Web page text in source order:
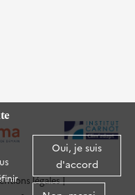
Oui, je suis
d'accord
légales